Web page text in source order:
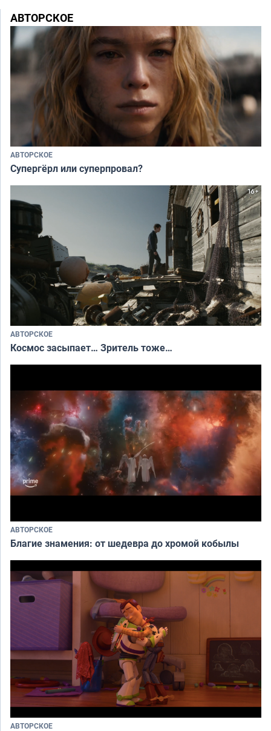
АВТОРСКОЕ
АВТОРСКОЕ
Супергёрл или суперпровал?
АВТОРСКОЕ
Космос засыпает… Зритель тоже…
АВТОРСКОЕ
Благие знамения: от шедевра до хромой кобылы
АВТОРСКОЕ